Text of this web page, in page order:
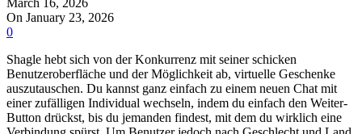
March 16, 2026
On January 23, 2026
0
Shagle hebt sich von der Konkurrenz mit seiner schicken
Benutzeroberfläche und der Möglichkeit ab, virtuelle Geschenke
auszutauschen. Du kannst ganz einfach zu einem neuen Chat mit
einer zufälligen Individual wechseln, indem du einfach den Weiter-
Button drückst, bis du jemanden findest, mit dem du wirklich eine